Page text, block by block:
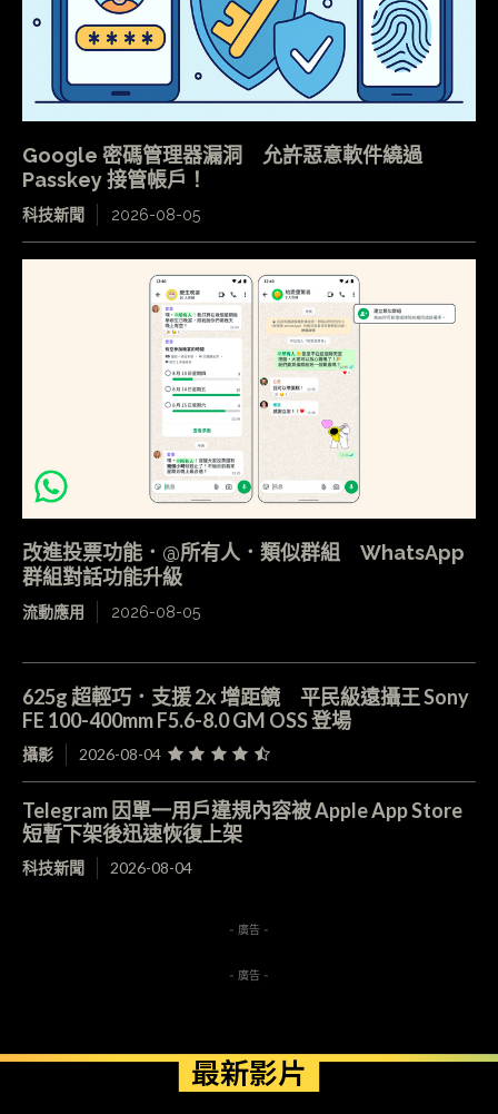
Google 密碼管理器漏洞 允許惡意軟件繞過
Passkey 接管帳戶！
科技新聞 2026-08-05
改進投票功能．@所有人．類似群組 WhatsApp
群組對話功能升級
流動應用 2026-08-05
625g 超輕巧．支援 2x 增距鏡 平民級遠攝王 Sony
FE 100-400mm F5.6-8.0 GM OSS 登場
攝影 2026-08-04
Telegram 因單一用戶違規內容被 Apple App Store
短暫下架後迅速恢復上架
科技新聞 2026-08-04
- 廣告 -
- 廣告 -
最新影片